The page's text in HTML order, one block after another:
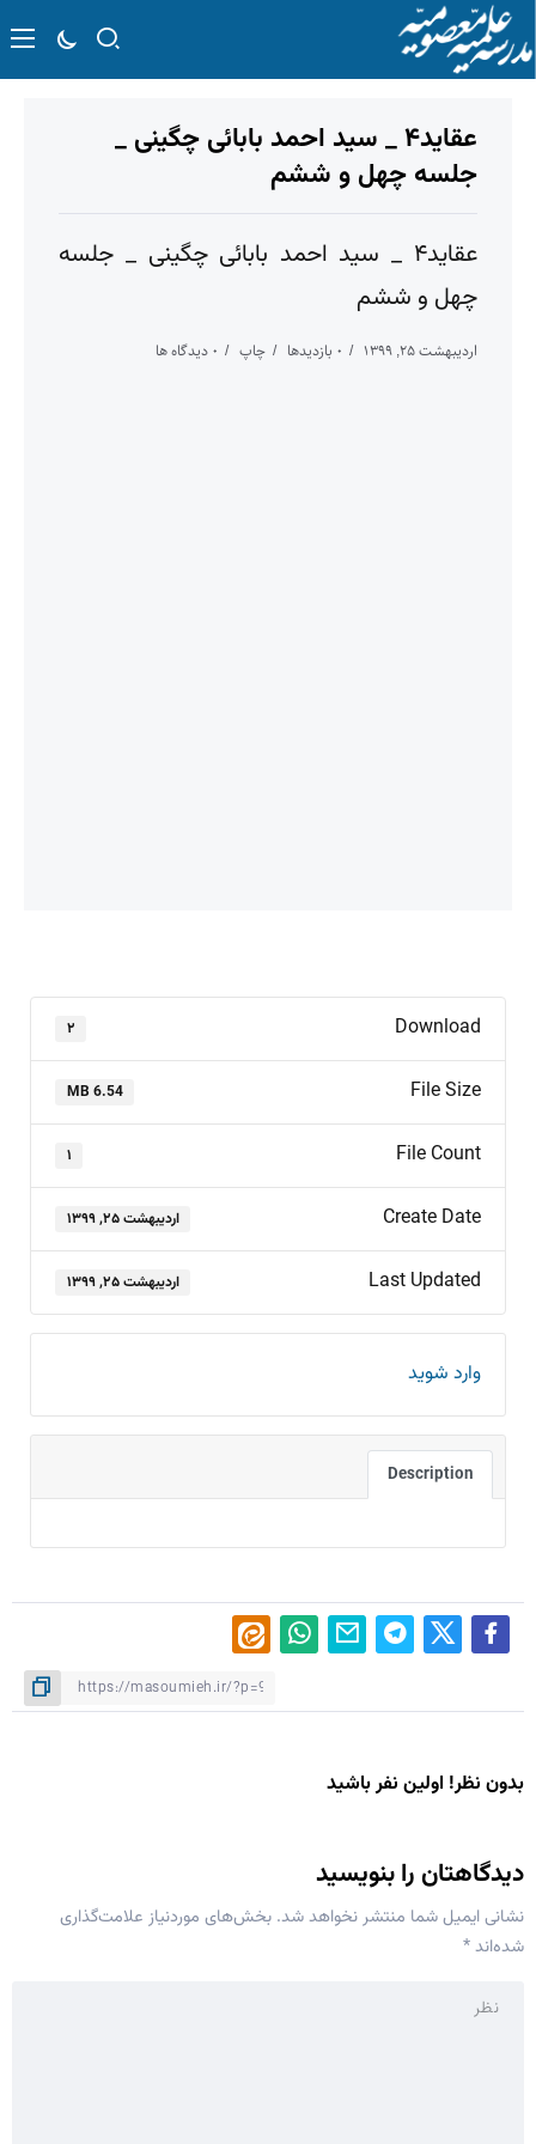
عقاید۴ _ سید احمد بابائی چگینی _
جلسه چهل و ششم
عقاید۴ _ سید احمد بابائی چگینی _ جلسه
چهل و ششم
اردیبهشت ۲۵, ۱۳۹۹ ۰ بازدیدها چاپ ۰ دیدگاه ها
Download ۲
File Size
6.54 MB
File Count ۱
Create Date اردیبهشت ۲۵, ۱۳۹۹
Last Updated اردیبهشت ۲۵, ۱۳۹۹
وارد شوید
Description
بدون نظر! اولین نفر باشید
دیدگاهتان را بنویسید
نشانی ایمیل شما منتشر نخواهد شد. بخش‌های موردنیاز علامت‌گذاری
شده‌اند*